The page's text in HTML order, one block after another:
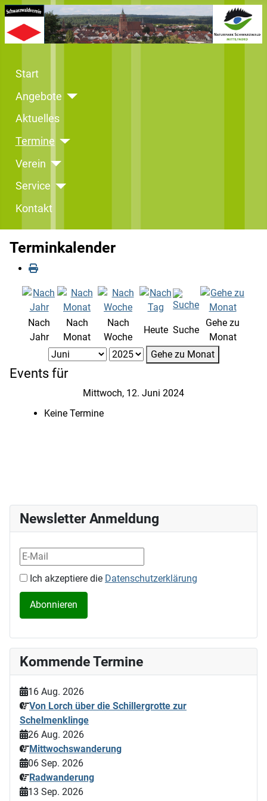
Start
Angebote
Aktuelles
Termine
Verein
Service
Kontakt
Terminkalender
Nach
Jahr
Nach
Monat
Nach
Woche
Heute Suche
Gehe zu
Monat
Gehe zu Monat
Events für
Mittwoch, 12. Juni 2024
Keine Termine
Newsletter Anmeldung
Ich akzeptiere die Datenschutzerklärung
Kommende Termine
16 Aug. 2026
Von Lorch über die Schillergrotte zur
Schelmenklinge
26 Aug. 2026
Mittwochswanderung
06 Sep. 2026
Radwanderung
13 Sep. 2026